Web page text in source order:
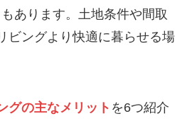
あります。土地条件や間取
ビングより快適に暮らせる場
グの主なメリット を6つ紹介